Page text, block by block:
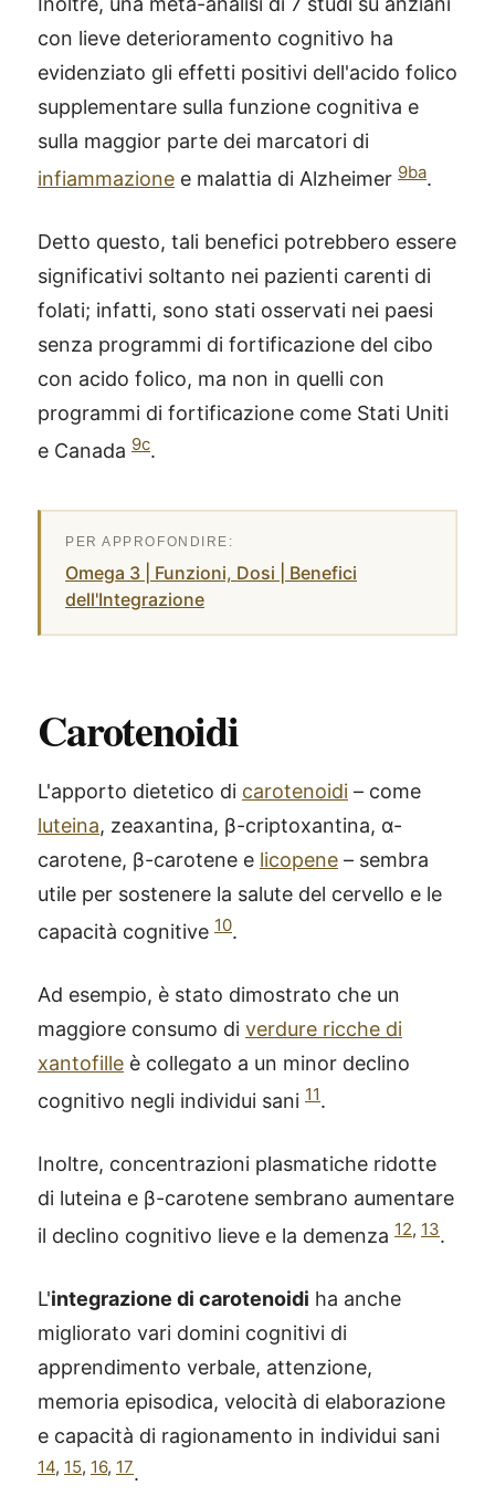
con lieve deterioramento cognitivo ha
evidenziato gli effetti positivi dell'acido folico
supplementare sulla funzione cognitiva e
sulla maggior parte dei marcatori di
infiammazione e malattia di Alzheimer 9ba.
Detto questo, tali benefici potrebbero essere
significativi soltanto nei pazienti carenti di
folati; infatti, sono stati osservati nei paesi
senza programmi di fortificazione del cibo
con acido folico, ma non in quelli con
programmi di fortificazione come Stati Uniti
e Canada 9c.
Omega 3 | Funzioni, Dosi | Benefici
dell'Integrazione
Carotenoidi
L'apporto dietetico di carotenoidi – come
luteina, zeaxantina, β-criptoxantina, α-
carotene, β-carotene e licopene – sembra
utile per sostenere la salute del cervello e le
capacità cognitive 10.
Ad esempio, è stato dimostrato che un
maggiore consumo di verdure ricche di
xantofille è collegato a un minor declino
cognitivo negli individui sani 11.
Inoltre, concentrazioni plasmatiche ridotte
di luteina e β-carotene sembrano aumentare
il declino cognitivo lieve e la demenza 12, 13.
L'integrazione di carotenoidi ha anche
migliorato vari domini cognitivi di
apprendimento verbale, attenzione,
memoria episodica, velocità di elaborazione
e capacità di ragionamento in individui sani
14, 15, 16, 17.